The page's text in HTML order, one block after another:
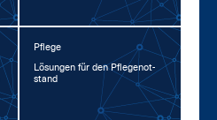
Pflege
Lö­sun­gen für den Pfle­ge­not­
stand